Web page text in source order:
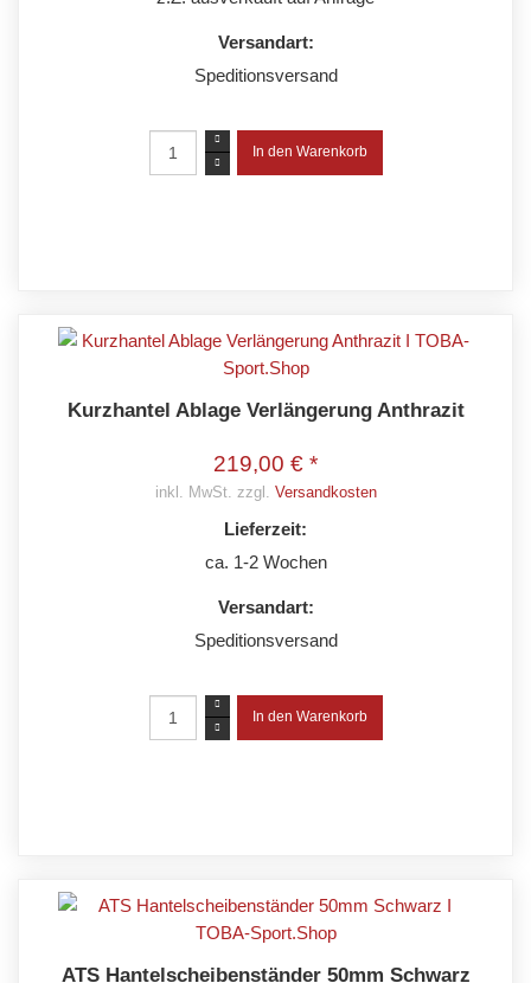
Versandart:
Speditionsversand
Kurzhantel Ablage Verlängerung Anthrazit
219,00 € *
inkl. MwSt. zzgl. Versandkosten
Lieferzeit:
ca. 1-2 Wochen
Versandart:
Speditionsversand
ATS Hantelscheibenständer 50mm Schwarz